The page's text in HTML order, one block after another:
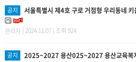
공지 서울특별시 제4호 구로 거점형 우리동네
관리자 | 2024.11.07 | 조회 924
공지
2025~2027 용산025~2027 용산교육복